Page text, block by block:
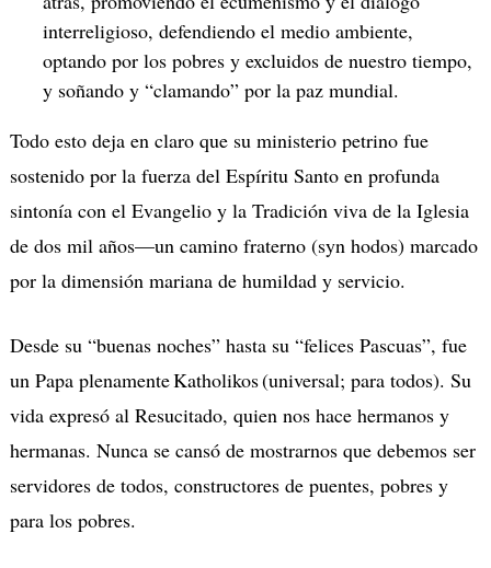
interreligioso, defendiendo el medio ambiente,
optando por los pobres y excluidos de nuestro tiempo,
y soñando y “clamando” por la paz mundial.
Todo esto deja en claro que su ministerio petrino fue
sostenido por la fuerza del Espíritu Santo en profunda
sintonía con el Evangelio y la Tradición viva de la Iglesia
de dos mil años—un camino fraterno (syn hodos) marcado
por la dimensión mariana de humildad y servicio.
Desde su “buenas noches” hasta su “felices Pascuas”, fue
un Papa plenamente Katholikos (universal; para todos). Su
vida expresó al Resucitado, quien nos hace hermanos y
hermanas. Nunca se cansó de mostrarnos que debemos ser
servidores de todos, constructores de puentes, pobres y
para los pobres.